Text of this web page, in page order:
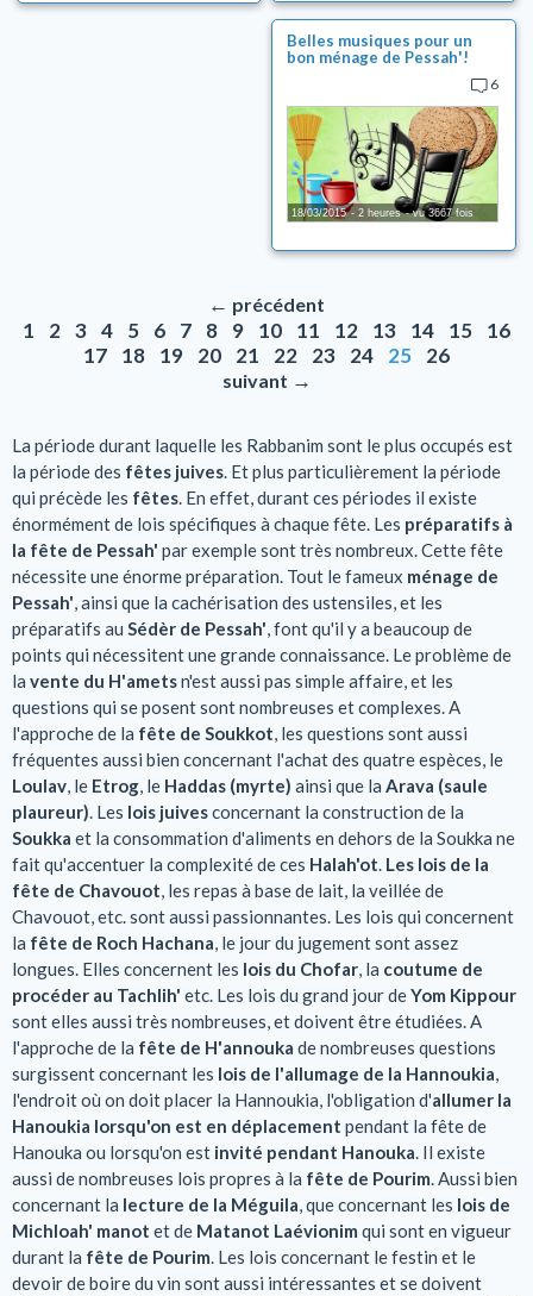
Belles musiques pour un
bon ménage de Pessah'!
6
18/03/2015 2 heures vu 3667 fois
← précédent
1 2 3 4 5 6 7 8 9 10 11 12 13 14 15
16
17
18 19 20 21 22 23 24 25 26
suivant →
La période durant laquelle les Rabbanim sont le plus occupés est
la période des fêtes juives. Et plus particulièrement la période
qui précède les fêtes. En effet, durant ces périodes il existe
énormément de lois spécifiques à chaque fête. Les préparatifs à
la fête de Pessah' par exemple sont très nombreux. Cette fête
nécessite une énorme préparation. Tout le fameux ménage de
Pessah', ainsi que la cachérisation des ustensiles, et les
préparatifs au Sédèr de Pessah', font qu'il y a beaucoup de
points qui nécessitent une grande connaissance. Le problème de
la vente du H'ametsn'est aussi pas simple affaire, et les
questions qui se posent sont nombreuses et complexes. A
l'approche de la fête de Soukkot, les questions sont aussi
fréquentes aussi bien concernant l'achat des quatre espèces, le
Loulav, le Etrog, le Haddas (myrte) ainsi que la Arava (saule
plaureur). Les lois juivesconcernant la construction de la
Soukka et la consommation d'aliments en dehors de la Soukka ne
fait qu'accentuer la complexité de ces Halah'ot. Les lois de la
fête de Chavouot, les repas à base de lait, la veillée de
Chavouot, etc. sont aussi passionnantes. Les lois qui concernent
la fête de Roch Hachana, le jour du jugement sont assez
longues. Elles concernent les lois du Chofar, la coutume de
procéder au Tachlih' etc. Les lois du grand jour deYom Kippour
sont elles aussi très nombreuses, et doivent être étudiées. A
l'approche de la fête de H'annouka de nombreuses questions
surgissent concernant les lois de l'allumage de la Hannoukia,
l'endroit où on doit placer la Hannoukia, l'obligation d'allumer la
Hanoukia lorsqu'on est en déplacement pendant la fête de
Hanouka ou lorsqu'on est invité pendant Hanouka. Il existe
aussi de nombreuses lois propres à la fête de Pourim. Aussi bien
concernant la lecture de la Méguila, que concernant les lois de
Michloah' manot et de Matanot Laévionim qui sont en vigueur
durant la fête de Pourim. Les lois concernant le festin et le
devoir de boire du vin sont aussi intéressantes et se doivent